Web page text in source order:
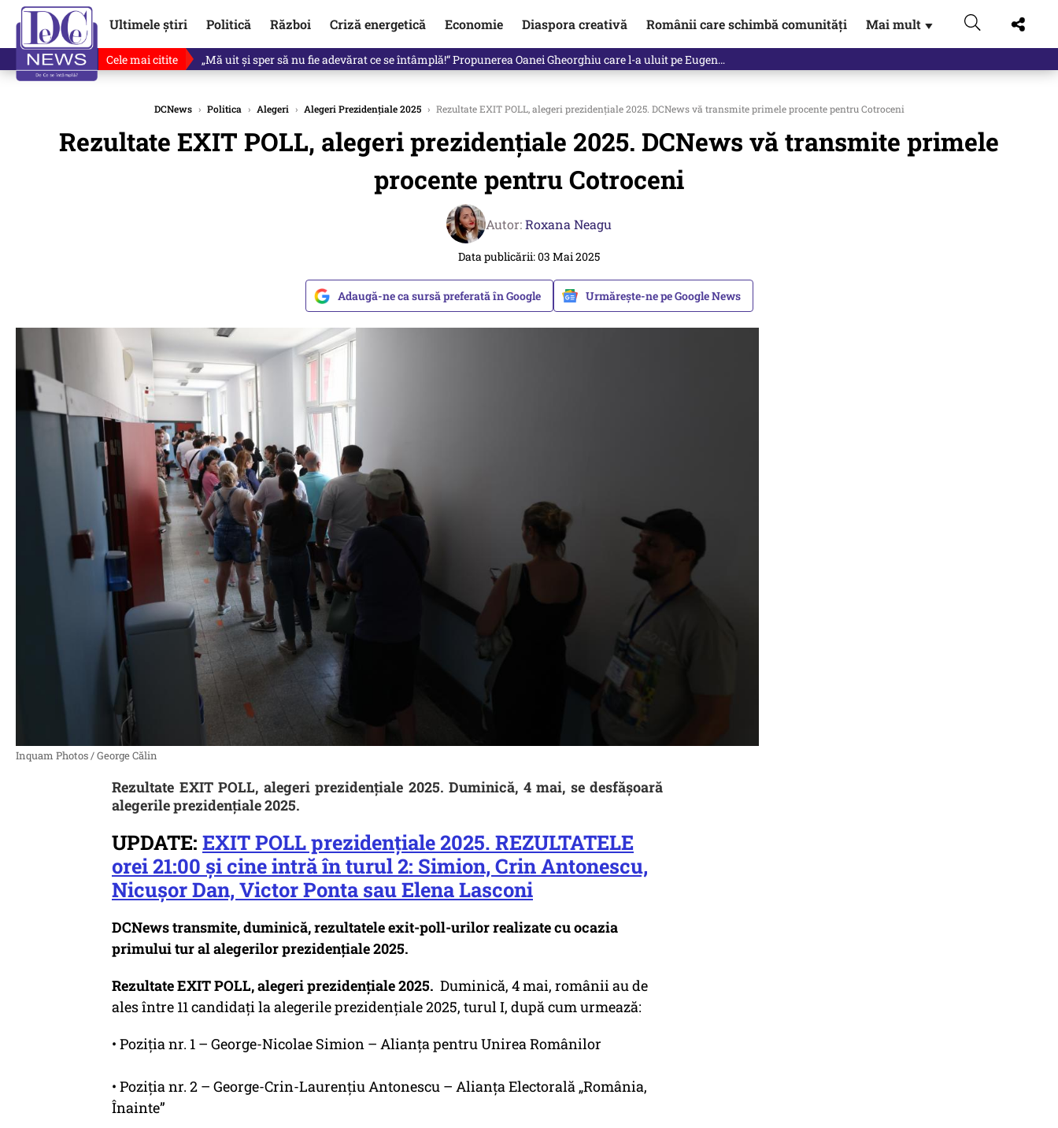
Ultimele știri Politică Război Criză energetică Economie Diaspora creativă Românii care schimbă comunități Mai mult ▼
Cele mai citite Revine în scenă o propunere de premier. Cine ar putea conduce Guvernul din septembrie
DCNews › Politica › Alegeri › Alegeri Prezidențiale 2025 › Rezultate EXIT POLL, alegeri prezidențiale 2025. DCNews vă transmite primele procente pentru Cotroceni
Rezultate EXIT POLL, alegeri prezidențiale 2025. DCNews vă transmite primele
procente pentru Cotroceni
Autor:Roxana Neagu
Data publicării: 03 Mai 2025
Adaugă-ne ca sursă preferată în Google Urmărește-ne pe Google News
Inquam Photos / George Călin
Rezultate EXIT POLL, alegeri prezidențiale 2025. Duminică, 4 mai, se desfășoară
alegerile prezidențiale 2025.
UPDATE: EXIT POLL prezidențiale 2025. REZULTATELE
orei 21:00 și cine intră în turul 2: Simion, Crin Antonescu,
Nicușor Dan, Victor Ponta sau Elena Lasconi
DCNews transmite, duminică, rezultatele exit-poll-urilor realizate cu ocazia
primului tur al alegerilor prezidențiale 2025.
Rezultate EXIT POLL, alegeri prezidențiale 2025. Duminică, 4 mai, românii au de
ales între 11 candidați la alegerile prezidențiale 2025, turul I, după cum urmează:
• Poziția nr. 1 – George-Nicolae Simion – Alianța pentru Unirea Românilor
• Poziția nr. 2 – George-Crin-Laurențiu Antonescu – Alianța Electorală „România,
Înainte”